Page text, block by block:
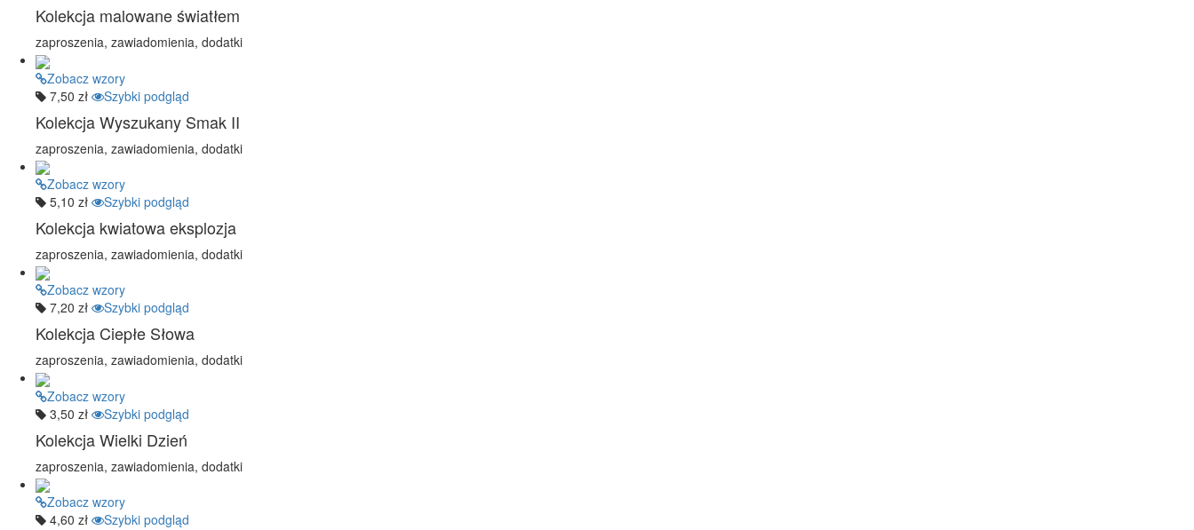
Kolekcja malowane światłem
zaproszenia, zawiadomienia, dodatki
Zobacz wzory
7,50 zł
Szybki podgląd
Kolekcja Wyszukany Smak II
zaproszenia, zawiadomienia, dodatki
Zobacz wzory
5,10 zł
Szybki podgląd
Kolekcja kwiatowa eksplozja
zaproszenia, zawiadomienia, dodatki
Zobacz wzory
7,20 zł
Szybki podgląd
Kolekcja Ciepłe Słowa
zaproszenia, zawiadomienia, dodatki
Zobacz wzory
3,50 zł
Szybki podgląd
Kolekcja Wielki Dzień
zaproszenia, zawiadomienia, dodatki
Zobacz wzory
4,60 zł
Szybki podgląd